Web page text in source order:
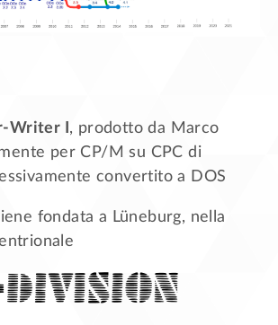
Writer I , prodotto da Marco
per CP/M su CPC di
convertito a DOS
fondata a Lüneburg, nella